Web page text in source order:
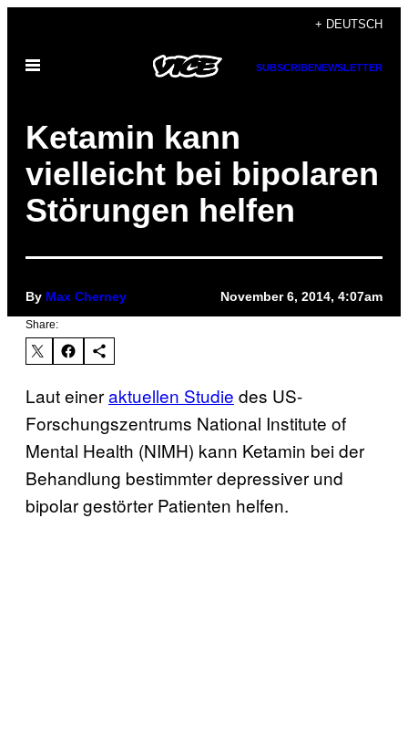
content
+ DEUTSCH
Open
SUBSCRIBENEWSLETTER
Ketamin kann
vielleicht bei bipolaren
Störungen helfen
By Max Cherney November 6, 2014, 4:07am
Share:
Laut eineraktuelle​n Studie des US-
Forschungszentrums National Institute of
Mental Health (NIMH) kann Ketamin bei der
Behandlung bestimmter depressiver und
bipolar gestörter Patienten helfen.